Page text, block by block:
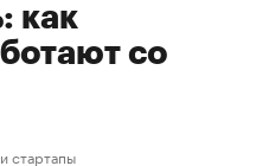
как
со
стартапы